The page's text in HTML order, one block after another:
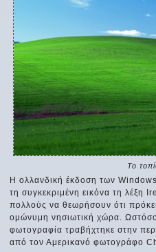
Το
Η ολλανδική έκδοση των
τη συγκεκριμένη εικόνα τη λέξη
πολλούς να θεωρήσουν ότι
ομώνυμη νησιωτική χώρα.
φωτογραφία τραβήχτηκε στην
από τον Αμερικανό φωτογράφο